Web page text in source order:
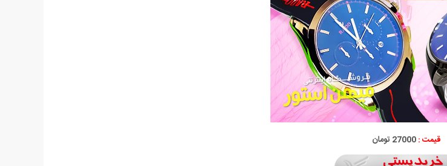
قیمت :27000 تومان